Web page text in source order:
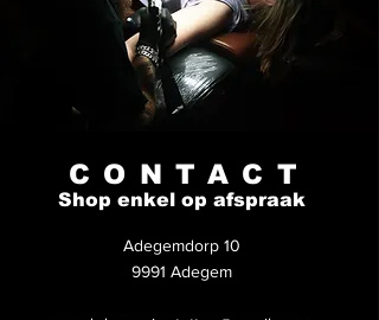
CONTACT
Shop enkel op afspraak
Adegemdorp 10
9991 Adegem